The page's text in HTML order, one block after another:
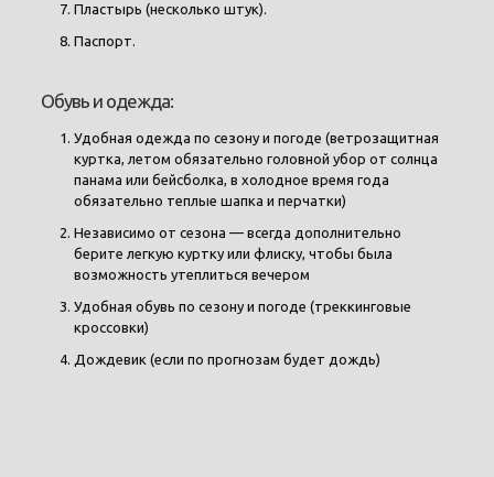
Пластырь (несколько штук).
Паспорт.
Обувь и одежда:
Удобная одежда по сезону и погоде (ветрозащитная
куртка, летом обязательно головной убор от солнца
панама или бейсболка, в холодное время года
обязательно теплые шапка и перчатки)
Независимо от сезона — всегда дополнительно
берите легкую куртку или флиску, чтобы была
возможность утеплиться вечером
Удобная обувь по сезону и погоде (треккинговые
кроссовки)
Дождевик (если по прогнозам будет дождь)